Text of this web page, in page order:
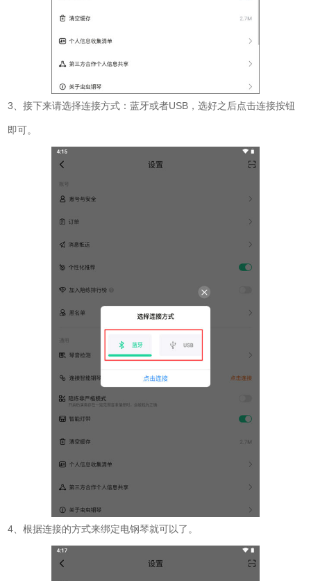
3、接下来请选择连接方式：蓝牙或者USB，选好之后点击连接按钮
即可。
4、根据连接的方式来绑定电钢琴就可以了。